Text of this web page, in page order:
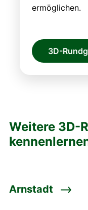
ermöglichen.
3D-
Weitere 3D-
Arnstadt